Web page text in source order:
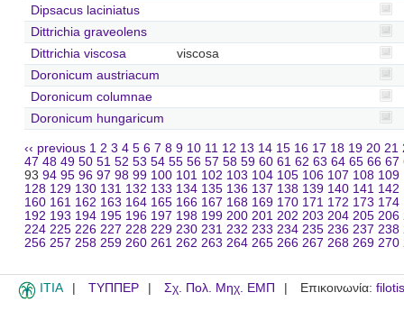
Dipsacus laciniatus
Dittrichia graveolens
Dittrichia viscosa
viscosa
Doronicum austriacum
Doronicum columnae
Doronicum hungaricum
‹‹ previous 1 2 3 4 5 6 7 8 9 10 11 12 13 14 15 16 17 18 19 20 21
47 48 49 50 51 52 53 54 55 56 57 58 59 60 61 62 63 64 65 66 67
93 94 95 96 97 98 99 100 101 102 103 104 105 106 107 108 109
128 129 130 131 132 133 134 135 136 137 138 139 140 141 142
160 161 162 163 164 165 166 167 168 169 170 171 172 173 174
192 193 194 195 196 197 198 199 200 201 202 203 204 205 206
224 225 226 227 228 229 230 231 232 233 234 235 236 237 238
256 257 258 259 260 261 262 263 264 265 266 267 268 269 270
ITIA ΤΥΠΠΕΡ Σχ. Πολ. Μηχ. ΕΜΠ Επικοινωνία: